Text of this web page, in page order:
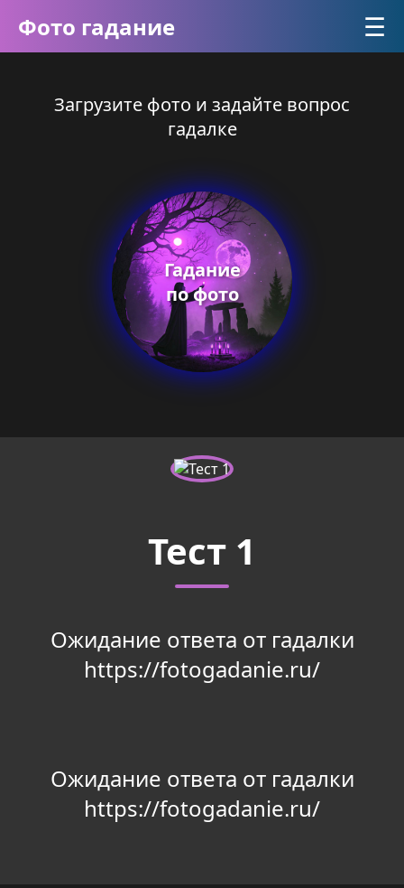
Фото гадание ☰
Загрузите фото и задайте вопрос
гадалке
Гадание
по фото
Тест 1
Ожидание ответа от гадалки
https://fotogadanie.ru/
Ожидание ответа от гадалки
https://fotogadanie.ru/